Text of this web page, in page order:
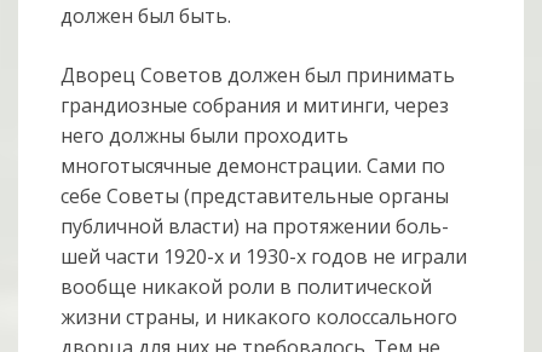
должен был быть.
Дворец Советов должен был принимать
грандиозные собрания и митинги, через
него должны были проходить
многотысячные демонстрации. Сами по
себе Советы (представительные органы
публичной власти) на протяжении боль­
шей части 1920-х и 1930-х годов не играли
вообще никакой роли в поли­тиче­ской
жизни страны, и никакого колоссального
дворца для них не требо­валось. Тем не